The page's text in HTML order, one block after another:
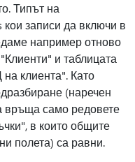
Типът на
записи да включи в
например отново
и таблицата
клиента". Като
(наречен
връща само редовете
в които общите
полета) са равни.